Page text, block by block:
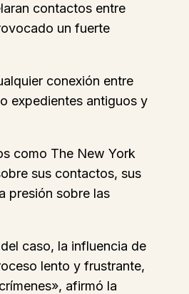
contactos entre
un fuerte
conexión entre
expedientes antiguos y
como The New York
sus contactos, sus
presión sobre las
caso, la influencia de
lento y frustrante,
afirmó la